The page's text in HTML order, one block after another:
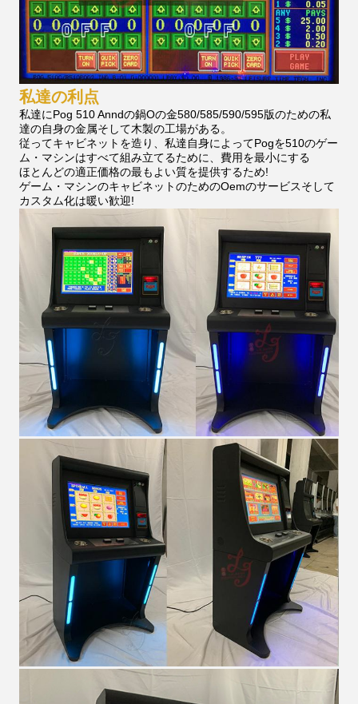
私達の利点
私達にPog 510 Anndの鍋Oの金580/585/590/595版のための私
達の自身の金属そして木製の工場がある。
従ってキャビネットを造り、私達自身によってPogを510のゲー
ム・マシンはすべて組み立てるために、費用を最小にする
ほとんどの適正価格の最もよい質を提供するため!
ゲーム・マシンのキャビネットのためのOemのサービスそして
カスタム化は暖い歓迎!